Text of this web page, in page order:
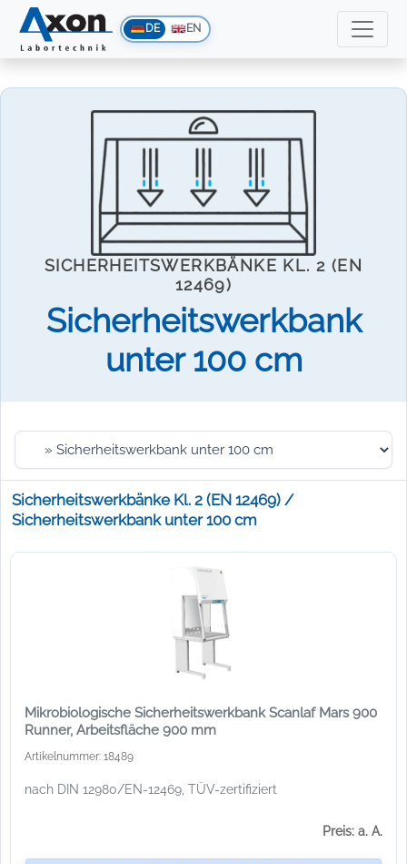
DE EN
SICHERHEITSWERKBÄNKE KL. 2 (EN
12469)
Sicherheitswerkbank
unter 100 cm
Sicherheitswerkbänke Kl. 2 (EN 12469) /
Sicherheitswerkbank unter 100 cm
Mikrobiologische Sicherheitswerkbank Scanlaf Mars 900
Runner, Arbeitsfläche 900 mm
Artikelnummer: 18489
nach DIN 12980/EN-12469, TÜV-zertifiziert
Preis: a. A.